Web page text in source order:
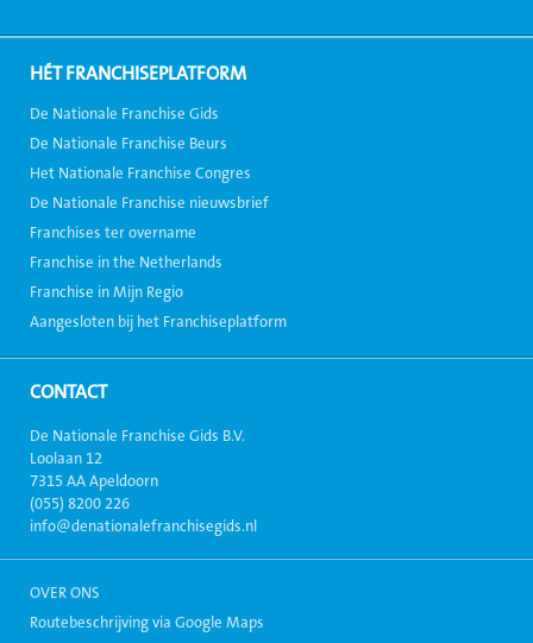
HÉT FRANCHISEPLATFORM
De Nationale Franchise Gids
De Nationale Franchise Beurs
Het Nationale Franchise Congres
De Nationale Franchise nieuwsbrief
Franchises ter overname
Franchise in the Netherlands
Franchise in Mijn Regio
Aangesloten bij het Franchiseplatform
CONTACT
De Nationale Franchise Gids B.V.
Loolaan 12
7315 AA Apeldoorn
(055) 8200 226
info@denationalefranchisegids.nl
OVER ONS
Routebeschrijving via Google Maps